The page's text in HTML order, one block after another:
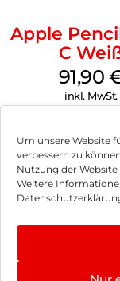
Um unsere Website
verbessern zu
Nutzung der
Weitere
Apple
C
91,90
inkl. MwSt.
Impressum